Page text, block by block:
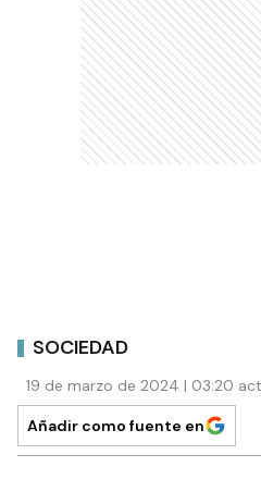
SOCIEDAD
19 de marzo de 2024 | 03:20
Añadir como fuente en